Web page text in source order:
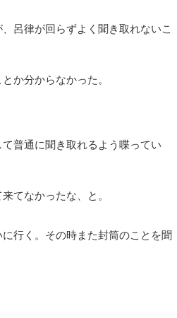
呂律が回らずよく聞き取れないこ
か分からなかった。
普通に聞き取れるよう喋ってい
てなかったな、と。
行く。その時また封筒のことを聞